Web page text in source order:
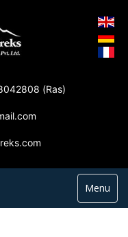
(Ras)
Menu